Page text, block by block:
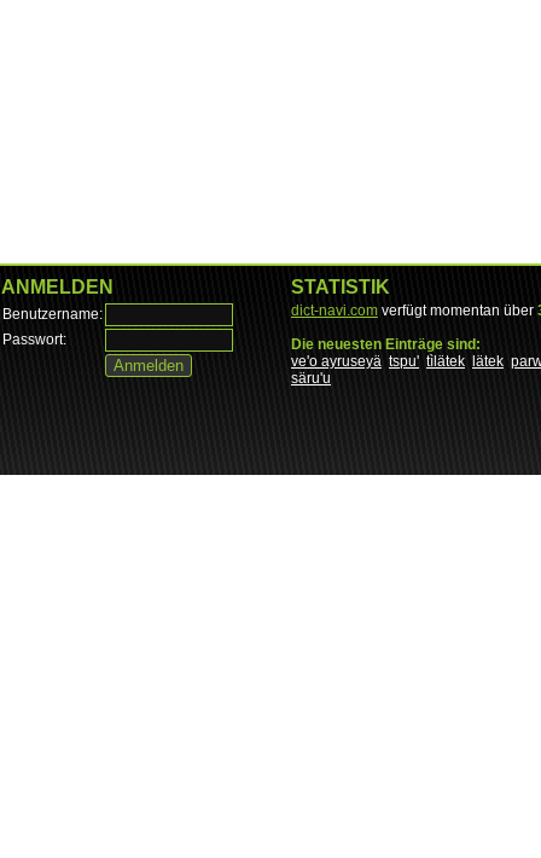
ANMELDEN
Benutzername:
Passwort:
STATISTIK
dict-navi.com verfügt momentan über
Die neuesten Einträge sind:
ve'o ayruseyä tspu' tìlätek lätek
säru'u